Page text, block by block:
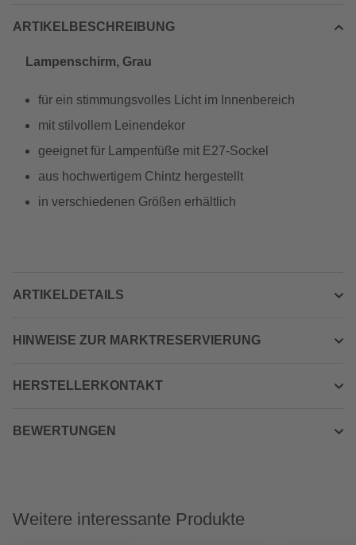
ARTIKELBESCHREIBUNG
Lampenschirm, Grau
für ein stimmungsvolles Licht im Innenbereich
mit stilvollem Leinendekor
geeignet für Lampenfüße mit E27-Sockel
aus hochwertigem Chintz hergestellt
in verschiedenen Größen erhältlich
ARTIKELDETAILS
HINWEISE ZUR MARKTRESERVIERUNG
HERSTELLERKONTAKT
BEWERTUNGEN
Weitere interessante Produkte